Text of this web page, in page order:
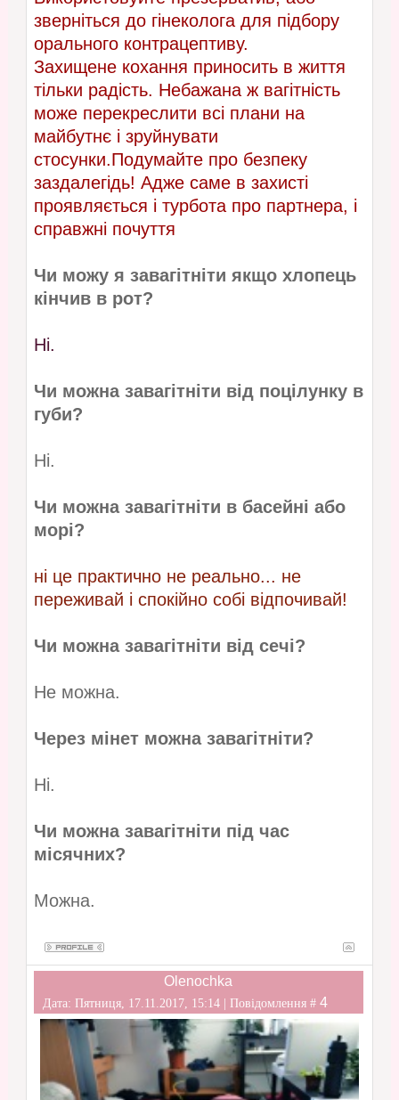
зверніться до гінеколога для підбору
орального контрацептиву.
Захищене кохання приносить в життя
тільки радість. Небажана ж вагітність
може перекреслити всі плани на
майбутнє і зруйнувати
стосунки.Подумайте про безпеку
заздалегідь! Адже саме в захисті
проявляється і турбота про партнера, і
справжні почуття
Чи можу я завагітніти якщо хлопець
кінчив в рот?
Ні.
Чи можна завагітніти від поцілунку в
губи?
Ні.
Чи можна завагітніти в басейні або
морі?
ні це практично не реально... не
переживай і спокійно собі відпочивай!
Чи можна завагітніти від сечі?
Не можна.
Через мінет можна завагітніти?
Ні.
Чи можна завагітніти під час
місячних?
Можна.
Olenochka
Дата: Пятниця, 17.11.2017, 15:14 | Повідомлення # 4